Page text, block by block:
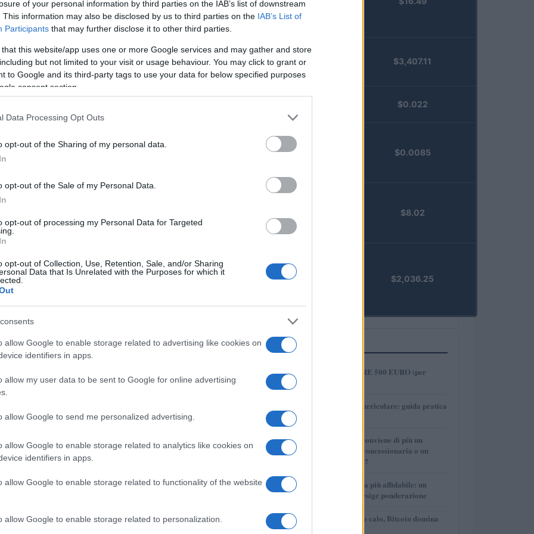
of your personal information by third parties on the IAB’s list of downstream
This information may also be disclosed by us to third parties on the IAB’s List of
Participants that may further disclose it to other third parties.
that this website/app uses one or more Google services and may gather and store
but not limited to your visit or usage behaviour. You may click to grant or
to Google and its third-party tags to use your data for below specified purposes
consent section.
Data Processing Opt Outs
opt-out of the Sharing of my personal data.
opt-out of the Sale of my Personal Data.
opt-out of processing my Personal Data for Targeted
opt-out of Collection, Use, Retention, Sale, and/or Sharing
Data that Is Unrelated with the Purposes for which it
allow Google to enable storage related to advertising like cookies on
identifiers in apps.
allow my user data to be sent to Google for online advertising
allow Google to send me personalized advertising.
allow Google to enable storage related to analytics like cookies on
identifiers in apps.
allow Google to enable storage related to functionality of the website
allow Google to enable storage related to personalization.
tecnica utile è il metodo delle50/30/20: destinare il
e il 20% al risparmio e agli investimenti.
traccia delle
fogli di calcolo per annotare ogni acquisto.
aree in cui si spende troppo, facilitando così i
6 mesi di spese in un conto separato. In questo
come la perdita del lavoro o spese mediche non
Injective
Vested XOR
(VXOR)
$3,407.11
$0.022
$0.0085
$8.02
PRIME)
$2,036.25
PIÙ LETTI
1
COME INVESTIRE 500 EURO (per
2
Tirocinio extra-curriculare: guida pratica
3
Per le auto usate conviene di più un
finanziamento in concessionaria o un
prestito personale?
4
La macchina usata più affidabile: un
investimento che esige ponderazione
5
Mercati in leggero calo, Bitcoin domina